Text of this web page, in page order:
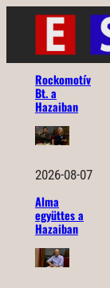
Ugrás
tartalomhoz
Rockomotív
Bt. a
Hazaiban
2026-08-07
Alma
együttes a
Hazaiban